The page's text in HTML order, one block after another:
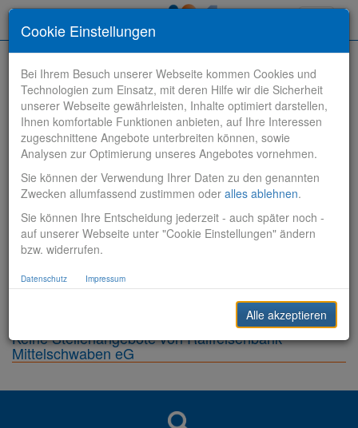
Stelle finden
Vertriebsbank
Produktionsbank
Sonstiges
Keine Stellenangebote von Raiffeisenbank
Mittelschwaben eG
Cookie Einstellungen
Bei Ihrem Besuch unserer Webseite kommen Cookies und
Technologien zum Einsatz, mit deren Hilfe wir die Sicherheit
unserer Webseite gewährleisten, Inhalte optimiert darstellen,
Ihnen komfortable Funktionen anbieten, auf Ihre Interessen
zugeschnittene Angebote unterbreiten können, sowie
Analysen zur Optimierung unseres Angebotes vornehmen.
Sie können der Verwendung Ihrer Daten zu den genannten
Zwecken allumfassend zustimmen oder alles ablehnen.
Sie können Ihre Entscheidung jederzeit - auch später noch -
auf unserer Webseite unter "Cookie Einstellungen" ändern
bzw. widerrufen.
Datenschutz Impressum
Alle akzeptieren